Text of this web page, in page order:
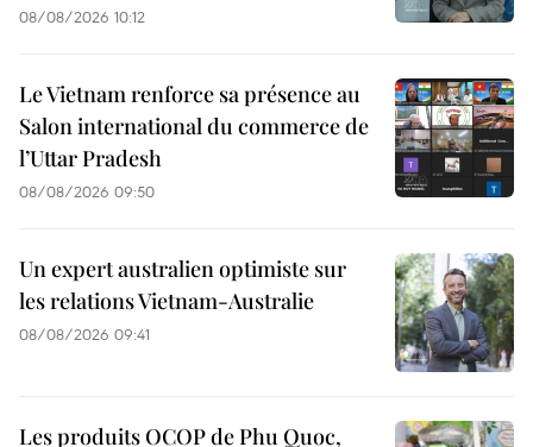
08/08/2026 10:12
Le Vietnam renforce sa présence au
Salon international du commerce de
l’Uttar Pradesh
08/08/2026 09:50
Un expert australien optimiste sur
les relations Vietnam-Australie
08/08/2026 09:41
Les produits OCOP de Phu Quoc,